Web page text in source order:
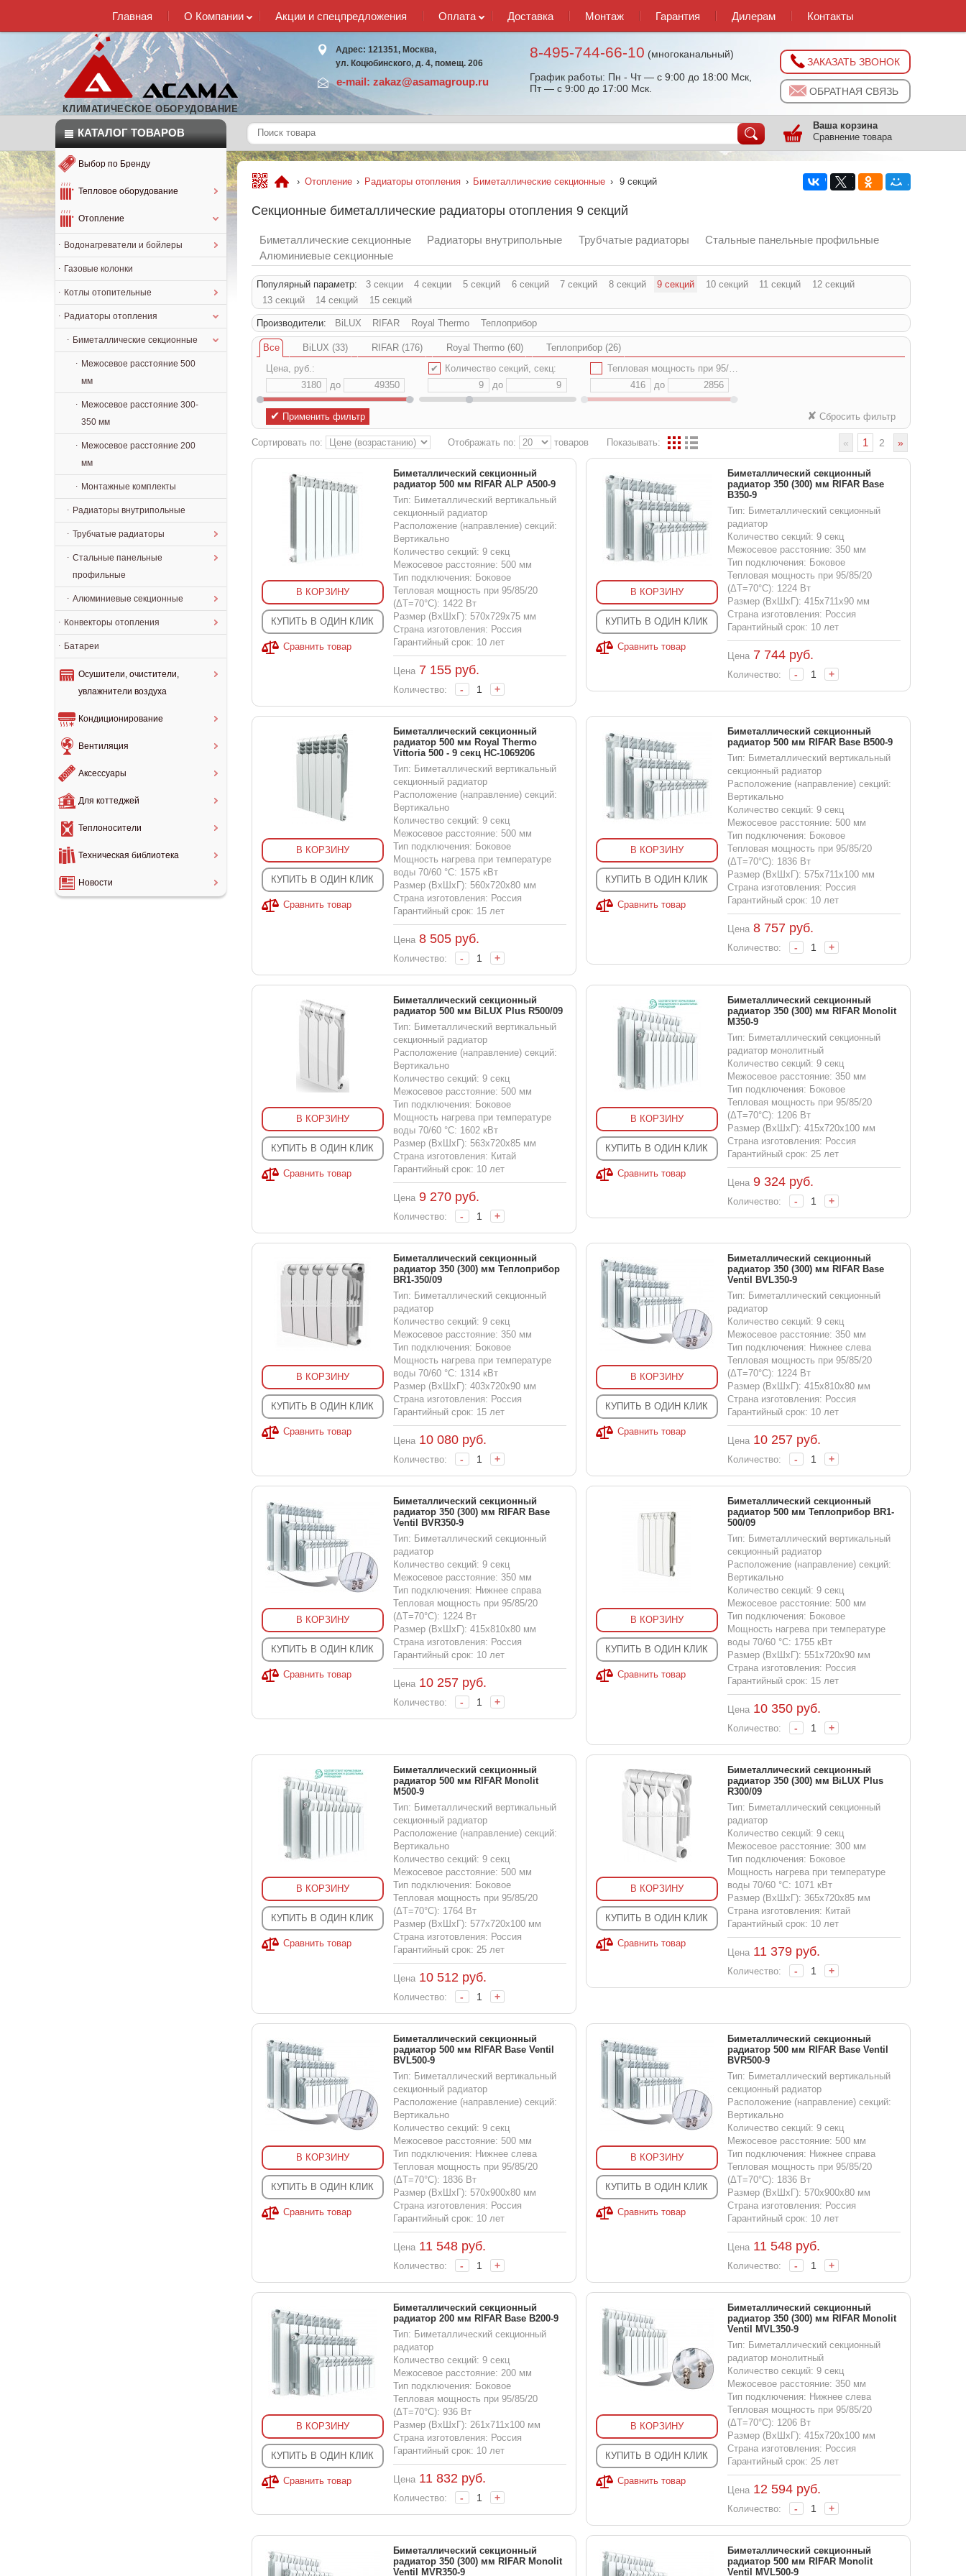
Главная О Компании Акции и спецпредложения Оплата Доставка Монтаж Гарантия Дилерам Контакты
КЛИМАТИЧЕСКОЕ ОБОРУДОВАНИЕ
Адрес: 121351, Москва,
ул. Коцюбинского, д. 4, помещ. 206
e-mail: zakaz@asamagroup.ru
8-495-744-66-10 (многоканальный)
График работы: Пн - Чт — с 9:00 до 18:00 Мск,
Пт — с 9:00 до 17:00 Мск.
ЗАКАЗАТЬ ЗВОНОК
ОБРАТНАЯ СВЯЗЬ
КАТАЛОГ ТОВАРОВ
Ваша корзина
Сравнение товара
Выбор по Бренду
Тепловое оборудование
Отопление
Водонагреватели и бойлеры
Газовые колонки
Котлы отопительные
Радиаторы отопления
Биметаллические секционные
Межосевое расстояние 500
мм
Межосевое расстояние 300-
350 мм
Межосевое расстояние 200
мм
Монтажные комплекты
Радиаторы внутрипольные
Трубчатые радиаторы
Стальные панельные
профильные
Алюминиевые секционные
Конвекторы отопления
Батареи
Осушители, очистители,
увлажнители воздуха
Кондиционирование
Вентиляция
Аксессуары
Для коттеджей
Теплоносители
Техническая библиотека
Новости
› Отопление › Радиаторы отопления › Биметаллические секционные › 9 секций
Секционные биметаллические радиаторы отопления 9 секций
Биметаллические секционные Радиаторы внутрипольные Трубчатые радиаторы
Стальные панельные профильные
Алюминиевые секционные
Популярный параметр: 3 секции 4 секции 5 секций 6 секций 7 секций 8 секций 9 секций 10 секций 11 секций
12 секций
13 секций
14 секций 15 секций
Производители: BiLUX RIFAR Royal Thermo Теплоприбор
Все BiLUX (33) RIFAR (176) Royal Thermo (60)
Теплоприбор (26)
Цена, руб.:
до
✔
Количество секций, секц:
до
Тепловая мощность при 95/85/20 (ΔT=70°C), Вт:
до
✔ Применить фильтр ✘ Сбросить фильтр
Сортировать по: Отображать по: товаров Показывать: « 1 2 »
В КОРЗИНУ
КУПИТЬ В ОДИН КЛИК
Сравнить товар
Биметаллический секционный
радиатор 500 мм RIFAR ALP A500-9
Тип: Биметаллический вертикальный
секционный радиатор
Расположение (направление) секций:
Вертикально
Количество секций: 9 секц
Межосевое расстояние: 500 мм
Тип подключения: Боковое
Тепловая мощность при 95/85/20
(ΔT=70°C): 1422 Вт
Размер (ВхШхГ): 570x729x75 мм
Страна изготовления: Россия
Гарантийный срок: 10 лет
Цена 7 155руб.
Количество: - +
В КОРЗИНУ
КУПИТЬ В ОДИН КЛИК
Сравнить товар
Биметаллический секционный
радиатор 350 (300) мм RIFAR Base
B350-9
Тип: Биметаллический секционный
радиатор
Количество секций: 9 секц
Межосевое расстояние: 350 мм
Тип подключения: Боковое
Тепловая мощность при 95/85/20
(ΔT=70°C): 1224 Вт
Размер (ВхШхГ): 415x711x90 мм
Страна изготовления: Россия
Гарантийный срок: 10 лет
Цена 7 744руб.
Количество: - +
В КОРЗИНУ
КУПИТЬ В ОДИН КЛИК
Сравнить товар
Биметаллический секционный
радиатор 500 мм Royal Thermo
Vittoria 500 - 9 секц НС-1069206
Тип: Биметаллический вертикальный
секционный радиатор
Расположение (направление) секций:
Вертикально
Количество секций: 9 секц
Межосевое расстояние: 500 мм
Тип подключения: Боковое
Мощность нагрева при температуре
воды 70/60 °С: 1575 кВт
Размер (ВхШхГ): 560x720x80 мм
Страна изготовления: Россия
Гарантийный срок: 15 лет
Цена 8 505руб.
Количество: - +
В КОРЗИНУ
КУПИТЬ В ОДИН КЛИК
Сравнить товар
Биметаллический секционный
радиатор 500 мм RIFAR Base B500-9
Тип: Биметаллический вертикальный
секционный радиатор
Расположение (направление) секций:
Вертикально
Количество секций: 9 секц
Межосевое расстояние: 500 мм
Тип подключения: Боковое
Тепловая мощность при 95/85/20
(ΔT=70°C): 1836 Вт
Размер (ВхШхГ): 575x711x100 мм
Страна изготовления: Россия
Гарантийный срок: 10 лет
Цена 8 757руб.
Количество: - +
В КОРЗИНУ
КУПИТЬ В ОДИН КЛИК
Сравнить товар
Биметаллический секционный
радиатор 500 мм BiLUX Plus R500/09
Тип: Биметаллический вертикальный
секционный радиатор
Расположение (направление) секций:
Вертикально
Количество секций: 9 секц
Межосевое расстояние: 500 мм
Тип подключения: Боковое
Мощность нагрева при температуре
воды 70/60 °С: 1602 кВт
Размер (ВхШхГ): 563x720x85 мм
Страна изготовления: Китай
Гарантийный срок: 10 лет
Цена 9 270руб.
Количество: - +
В КОРЗИНУ
КУПИТЬ В ОДИН КЛИК
Сравнить товар
Биметаллический секционный
радиатор 350 (300) мм RIFAR Monolit
M350-9
Тип: Биметаллический секционный
радиатор монолитный
Количество секций: 9 секц
Межосевое расстояние: 350 мм
Тип подключения: Боковое
Тепловая мощность при 95/85/20
(ΔT=70°C): 1206 Вт
Размер (ВхШхГ): 415x720x100 мм
Страна изготовления: Россия
Гарантийный срок: 25 лет
Цена 9 324руб.
Количество: - +
В КОРЗИНУ
КУПИТЬ В ОДИН КЛИК
Сравнить товар
Биметаллический секционный
радиатор 350 (300) мм Теплоприбор
BR1-350/09
Тип: Биметаллический секционный
радиатор
Количество секций: 9 секц
Межосевое расстояние: 350 мм
Тип подключения: Боковое
Мощность нагрева при температуре
воды 70/60 °С: 1314 кВт
Размер (ВхШхГ): 403x720x90 мм
Страна изготовления: Россия
Гарантийный срок: 15 лет
Цена 10 080руб.
Количество: - +
В КОРЗИНУ
КУПИТЬ В ОДИН КЛИК
Сравнить товар
Биметаллический секционный
радиатор 350 (300) мм RIFAR Base
Ventil BVL350-9
Тип: Биметаллический секционный
радиатор
Количество секций: 9 секц
Межосевое расстояние: 350 мм
Тип подключения: Нижнее слева
Тепловая мощность при 95/85/20
(ΔT=70°C): 1224 Вт
Размер (ВхШхГ): 415x810x80 мм
Страна изготовления: Россия
Гарантийный срок: 10 лет
Цена 10 257руб.
Количество: - +
В КОРЗИНУ
КУПИТЬ В ОДИН КЛИК
Сравнить товар
Биметаллический секционный
радиатор 350 (300) мм RIFAR Base
Ventil BVR350-9
Тип: Биметаллический секционный
радиатор
Количество секций: 9 секц
Межосевое расстояние: 350 мм
Тип подключения: Нижнее справа
Тепловая мощность при 95/85/20
(ΔT=70°C): 1224 Вт
Размер (ВхШхГ): 415x810x80 мм
Страна изготовления: Россия
Гарантийный срок: 10 лет
Цена 10 257руб.
Количество: - +
В КОРЗИНУ
КУПИТЬ В ОДИН КЛИК
Сравнить товар
Биметаллический секционный
радиатор 500 мм Теплоприбор BR1-
500/09
Тип: Биметаллический вертикальный
секционный радиатор
Расположение (направление) секций:
Вертикально
Количество секций: 9 секц
Межосевое расстояние: 500 мм
Тип подключения: Боковое
Мощность нагрева при температуре
воды 70/60 °С: 1755 кВт
Размер (ВхШхГ): 551x720x90 мм
Страна изготовления: Россия
Гарантийный срок: 15 лет
Цена 10 350руб.
Количество: - +
В КОРЗИНУ
КУПИТЬ В ОДИН КЛИК
Сравнить товар
Биметаллический секционный
радиатор 500 мм RIFAR Monolit
M500-9
Тип: Биметаллический вертикальный
секционный радиатор
Расположение (направление) секций:
Вертикально
Количество секций: 9 секц
Межосевое расстояние: 500 мм
Тип подключения: Боковое
Тепловая мощность при 95/85/20
(ΔT=70°C): 1764 Вт
Размер (ВхШхГ): 577x720x100 мм
Страна изготовления: Россия
Гарантийный срок: 25 лет
Цена 10 512руб.
Количество: - +
В КОРЗИНУ
КУПИТЬ В ОДИН КЛИК
Сравнить товар
Биметаллический секционный
радиатор 350 (300) мм BiLUX Plus
R300/09
Тип: Биметаллический секционный
радиатор
Количество секций: 9 секц
Межосевое расстояние: 300 мм
Тип подключения: Боковое
Мощность нагрева при температуре
воды 70/60 °С: 1071 кВт
Размер (ВхШхГ): 365x720x85 мм
Страна изготовления: Китай
Гарантийный срок: 10 лет
Цена 11 379руб.
Количество: - +
В КОРЗИНУ
КУПИТЬ В ОДИН КЛИК
Сравнить товар
Биметаллический секционный
радиатор 500 мм RIFAR Base Ventil
BVL500-9
Тип: Биметаллический вертикальный
секционный радиатор
Расположение (направление) секций:
Вертикально
Количество секций: 9 секц
Межосевое расстояние: 500 мм
Тип подключения: Нижнее слева
Тепловая мощность при 95/85/20
(ΔT=70°C): 1836 Вт
Размер (ВхШхГ): 570x900x80 мм
Страна изготовления: Россия
Гарантийный срок: 10 лет
Цена 11 548руб.
Количество: - +
В КОРЗИНУ
КУПИТЬ В ОДИН КЛИК
Сравнить товар
Биметаллический секционный
радиатор 500 мм RIFAR Base Ventil
BVR500-9
Тип: Биметаллический вертикальный
секционный радиатор
Расположение (направление) секций:
Вертикально
Количество секций: 9 секц
Межосевое расстояние: 500 мм
Тип подключения: Нижнее справа
Тепловая мощность при 95/85/20
(ΔT=70°C): 1836 Вт
Размер (ВхШхГ): 570x900x80 мм
Страна изготовления: Россия
Гарантийный срок: 10 лет
Цена 11 548руб.
Количество: - +
В КОРЗИНУ
КУПИТЬ В ОДИН КЛИК
Сравнить товар
Биметаллический секционный
радиатор 200 мм RIFAR Base B200-9
Тип: Биметаллический секционный
радиатор
Количество секций: 9 секц
Межосевое расстояние: 200 мм
Тип подключения: Боковое
Тепловая мощность при 95/85/20
(ΔT=70°C): 936 Вт
Размер (ВхШхГ): 261x711x100 мм
Страна изготовления: Россия
Гарантийный срок: 10 лет
Цена 11 832руб.
Количество: - +
В КОРЗИНУ
КУПИТЬ В ОДИН КЛИК
Сравнить товар
Биметаллический секционный
радиатор 350 (300) мм RIFAR Monolit
Ventil MVL350-9
Тип: Биметаллический секционный
радиатор монолитный
Количество секций: 9 секц
Межосевое расстояние: 350 мм
Тип подключения: Нижнее слева
Тепловая мощность при 95/85/20
(ΔT=70°C): 1206 Вт
Размер (ВхШхГ): 415x720x100 мм
Страна изготовления: Россия
Гарантийный срок: 25 лет
Цена 12 594руб.
Количество: - +
Биметаллический секционный
радиатор 350 (300) мм RIFAR Monolit
Ventil MVR350-9
Биметаллический секционный
радиатор 500 мм RIFAR Monolit
Ventil MVL500-9